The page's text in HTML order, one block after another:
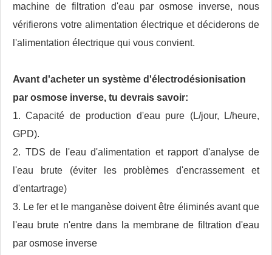
machine de filtration d'eau par osmose inverse, nous
vérifierons votre alimentation électrique et déciderons de
l'alimentation électrique qui vous convient.
Avant d'acheter un système d'électrodésionisation
par osmose inverse, tu devrais savoir:
1. Capacité de production d'eau pure (L/jour, L/heure,
GPD).
2. TDS de l'eau d'alimentation et rapport d'analyse de
l'eau brute (éviter les problèmes d'encrassement et
d'entartrage)
3. Le fer et le manganèse doivent être éliminés avant que
l'eau brute n'entre dans la membrane de filtration d'eau
par osmose inverse